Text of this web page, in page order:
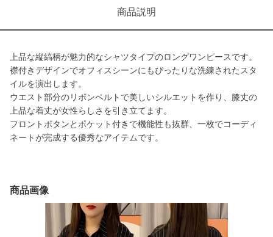
商品説明
上品な縦縞柄が魅力的なシャツタイプのロングワンピースです。
襟付きデザインでオフィスシーンにもぴったりな洗練されたスタ
イルを演出します。
ウエスト部分のリボンベルトで美しいシルエットを作り、膝丈の
上品な着丈が女性らしさを引き立てます。
フロントボタンとポケット付きで機能性も抜群、一枚でコーディ
ネートが完成する優秀なアイテムです。
商品画像